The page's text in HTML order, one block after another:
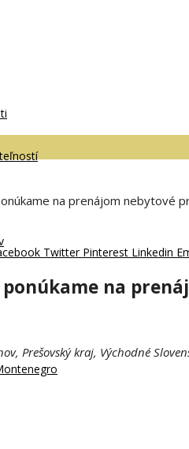
na prenájom nebytové
Twitter Pinterest Linkedin
na
Prešovský kraj, Východné